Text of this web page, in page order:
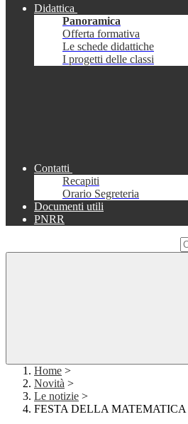
Didattica
Panoramica
Offerta formativa
Le schede didattiche
I progetti delle classi
Contatti
Recapiti
Orario Segreteria
Documenti utili
PNRR
Home >
Novità >
Le notizie >
FESTA DELLA MATEMATICA